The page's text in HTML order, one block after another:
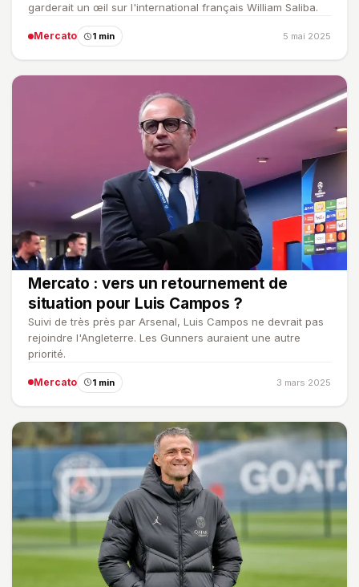
garderait un œil sur l'international français William Saliba.
Mercato 1 min 5 mai 2025
Mercato : vers un retournement de
situation pour Luis Campos ?
Suivi de très près par Arsenal, Luis Campos ne devrait pas
rejoindre l'Angleterre. Les Gunners auraient une autre
priorité.
Mercato 1 min 3 mars 2025